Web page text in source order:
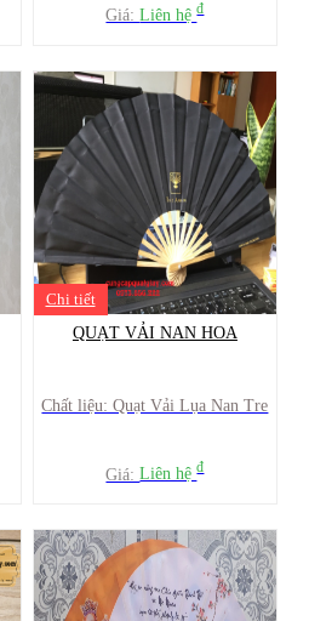
Giá:Liên hệđ
Chi tiết
QUẠT VẢI NAN HOA
Chất liệu: Quạt Vải Lụa Nan Tre
Giá:Liên hệđ